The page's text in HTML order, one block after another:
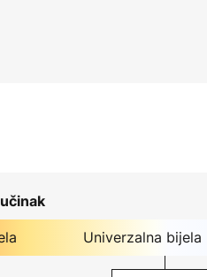
Univerzalna bijela